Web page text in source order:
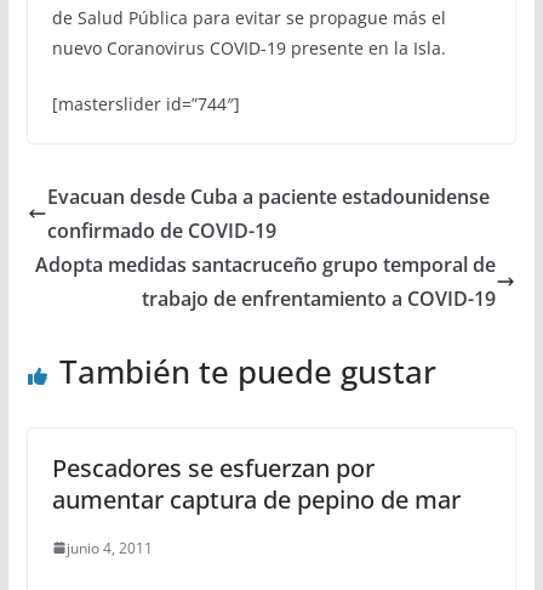
de Salud Pública para evitar se propague más el
nuevo Coranovirus COVID-19 presente en la Isla.
[masterslider id=”744″]
Evacuan desde Cuba a paciente estadounidense
confirmado de COVID-19
Adopta medidas santacruceño grupo temporal de
trabajo de enfrentamiento a COVID-19
También te puede gustar
Pescadores se esfuerzan por
aumentar captura de pepino de mar
junio 4, 2011